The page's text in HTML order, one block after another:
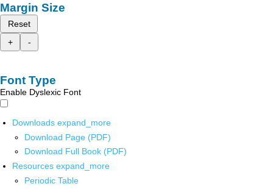
Margin Size
Reset
+
-
Font Type
Enable Dyslexic Font
Downloads expand_more
Download Page (PDF)
Download Full Book (PDF)
Resources expand_more
Periodic Table